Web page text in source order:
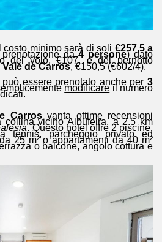
minimo sarà di soli €257,5 a
da4 persone) dato
del volo, €107, e del pernotto
de Carros, €150,5 (€602/4).
essere prenotato anche per 3
modificareil numero
Carrosvanta ottime recensioni
vicino Albufeira, a 2.5 km
. Questo hotel offre 2 piscine,
tennis, parcheggio privato ed
da25 m² o appartamenti da 40 m²
o balcone, angolo cottura e